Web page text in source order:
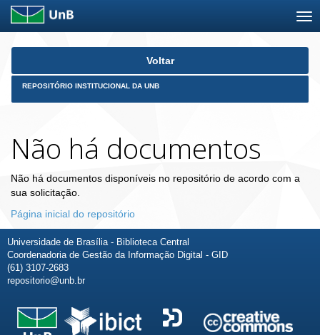
Skip
Voltar
REPOSITÓRIO INSTITUCIONAL DA UNB
Não há documentos
Não há documentos disponíveis no repositório de acordo com a
sua solicitação.
Página inicial do repositório
Universidade de Brasília - Biblioteca Central
Coordenadoria de Gestão da Informação Digital - GID
(61) 3107-2683
repositorio@unb.br